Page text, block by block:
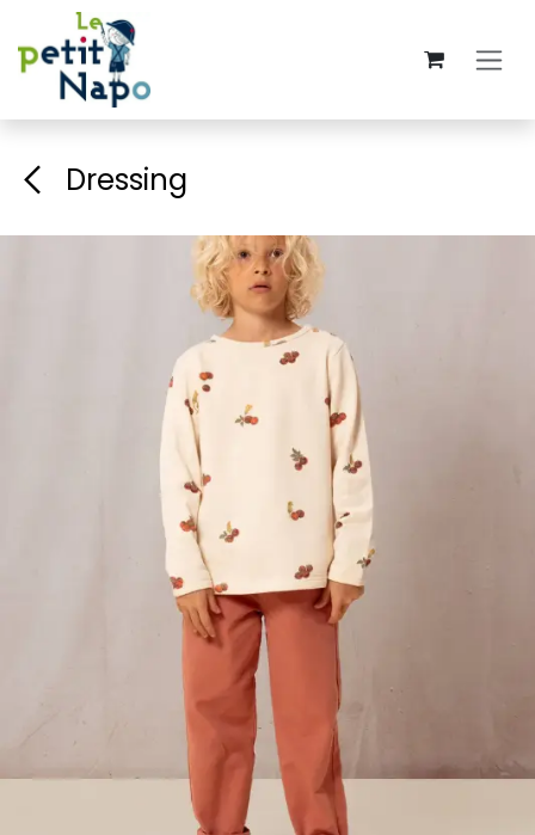
Se rendre au contenu
Dressing